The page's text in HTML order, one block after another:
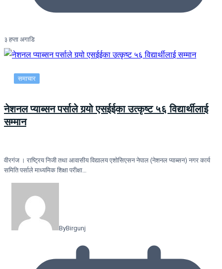
३ हप्ता अगाडि
समाचार
नेशनल प्याब्सन पर्साले गर्‍यो एसईईका उत्कृष्ट ५६ विद्यार्थीलाई
सम्मान
वीरगंज । राष्ट्रिय निजी तथा आवासीय विद्यालय एशोसिएसन नेपाल (नेशनल प्याब्सन) नगर कार्य
समिति पर्साले माध्यमिक शिक्षा परीक्षा…
ByBirgunj